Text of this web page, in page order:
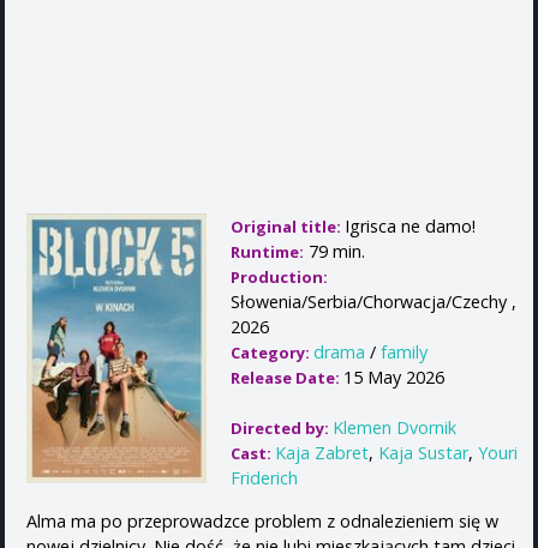
Original title: Igrisca ne damo!
Runtime: 79 min.
Production:
Słowenia/Serbia/Chorwacja/Czechy ,
2026
Category: drama / family
Release Date: 15 May 2026
Directed by: Klemen Dvornik
Cast: Kaja Zabret, Kaja Sustar, Youri
Friderich
Alma ma po przeprowadzce problem z odnalezieniem się w